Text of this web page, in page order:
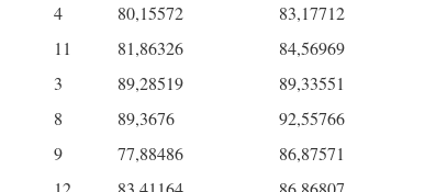
4 80,15572
83,17712
11 81,86326
84,56969
3 89,28519
89,33551
8 89,3676
92,55766
9 77,88486
86,87571